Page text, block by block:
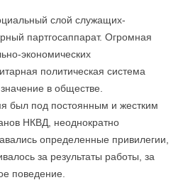
слой служащих-
партгосаппарат. Огромная
экономических
политическая система
в обществе.
был под постоянным и жестким
НКВД, неоднократно
определенные привилегии,
за результаты работы, за
поведение.